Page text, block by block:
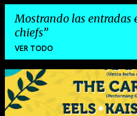
Mostrando las entradas
chiefs
VER TODO
E
n